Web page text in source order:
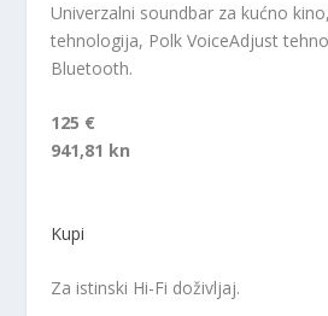
Univerzalni soundbar za kućno
tehnologija, Polk VoiceAdjust
Bluetooth.
125 €
941,81 kn
Kupi
Za istinski Hi-Fi doživljaj.